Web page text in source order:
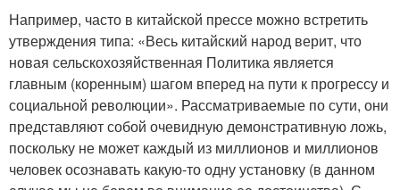
Например, часто в китайской прессе можно встретить
утверждения типа: «Весь китайский народ верит, что
новая сельскохозяйственная Политика является
главным (коренным) шагом вперед на пути к прогрессу и
социальной революции». Рассматриваемые по сути, они
представляют собой очевидную демонстративную ложь,
поскольку не может каждый из миллионов и миллионов
человек осознавать какую-то одну установку (в данном